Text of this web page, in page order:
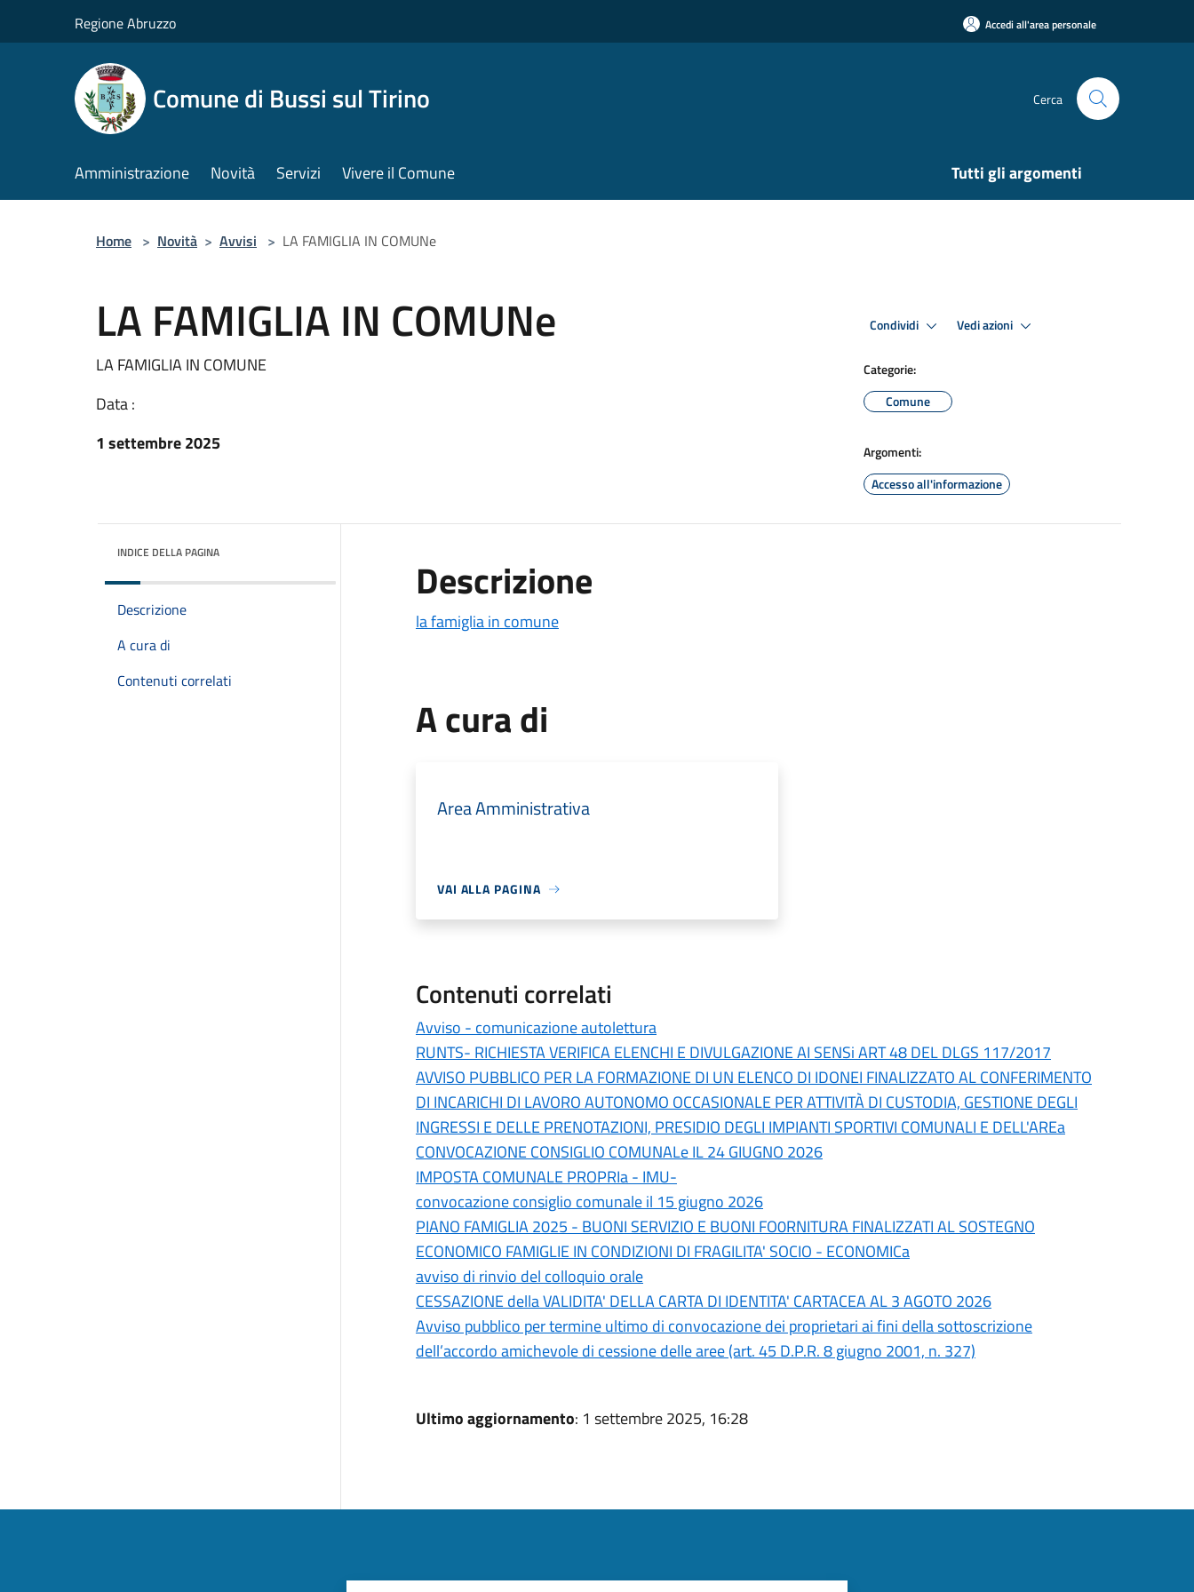
Regione Abruzzo Accedi all'area personale
Comune di Bussi sul Tirino Cerca
Amministrazione Novità Servizi Vivere il Comune Tutti gli argomenti
Home > Novità > Avvisi > LA FAMIGLIA IN COMUNe
LA FAMIGLIA IN COMUNe
LA FAMIGLIA IN COMUNE
Data :
1 settembre 2025
Condividi Vedi azioni
Categorie:
Comune
Argomenti:
Accesso all'informazione
INDICE DELLA PAGINA
Descrizione
A cura di
Contenuti correlati
Descrizione
la famiglia in comune
A cura di
Area Amministrativa
VAI ALLA PAGINA
Contenuti correlati
Avviso - comunicazione autolettura
RUNTS- RICHIESTA VERIFICA ELENCHI E DIVULGAZIONE AI SENSi ART 48 DEL DLGS 117/2017
AVVISO PUBBLICO PER LA FORMAZIONE DI UN ELENCO DI IDONEI FINALIZZATO AL CONFERIMENTO
DI INCARICHI DI LAVORO AUTONOMO OCCASIONALE PER ATTIVITÀ DI CUSTODIA, GESTIONE DEGLI
INGRESSI E DELLE PRENOTAZIONI, PRESIDIO DEGLI IMPIANTI SPORTIVI COMUNALI E DELL'AREa
CONVOCAZIONE CONSIGLIO COMUNALe IL 24 GIUGNO 2026
IMPOSTA COMUNALE PROPRIa - IMU-
convocazione consiglio comunale il 15 giugno 2026
PIANO FAMIGLIA 2025 - BUONI SERVIZIO E BUONI FO0RNITURA FINALIZZATI AL SOSTEGNO
ECONOMICO FAMIGLIE IN CONDIZIONI DI FRAGILITA' SOCIO - ECONOMICa
avviso di rinvio del colloquio orale
CESSAZIONE della VALIDITA' DELLA CARTA DI IDENTITA' CARTACEA AL 3 AGOTO 2026
Avviso pubblico per termine ultimo di convocazione dei proprietari ai fini della sottoscrizione
dell’accordo amichevole di cessione delle aree (art. 45 D.P.R. 8 giugno 2001, n. 327)
Ultimo aggiornamento: 1 settembre 2025, 16:28